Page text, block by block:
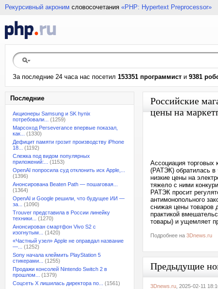
Рекурсивный акроним словосочетания «PHP: Hypertext Preprocessor»
За последние 24 часа нас посетил 153351 программист и 9381
Последние
Акционеры Samsung и SK hynix
потребовали...
(1259)
Марсоход Perseverance впервые показал,
как...
(1330)
Дефицит памяти грозит производству iPhone
18...
(1192)
Слежка под видом популярных
приложений:...
(1153)
OpenAI попросила суд отклонить иск Apple,...
(1396)
Анонсирована Beaten Path — пошаговая...
(1364)
OpenAI и Google решили, что будущее ИИ —
за...
(1090)
Trouver представила в России линейку
техники...
(1270)
Анонсирован смартфон Vivo S2 с
изогнутым...
(1420)
«Частный узел» Apple не оправдал название
—...
(1252)
Sony начала клеймить PlayStation 5
стикерами...
(1255)
Продажи консолей Nintendo Switch 2 в
прошлом...
(1379)
Соцсеть X лишилась директора по...
(1561)
Российские
цены на
Ассоциация торговых
(РАТЭК) обратилась
низкие цены на
тяжело с ними
РАТЭК просит
антимонопольного
снижая цены товаров
практикой
товары) и ущемляет
Подробнее на 3Dnews.ru
Предыдущие
3Dnews.ru , 2025-02-11